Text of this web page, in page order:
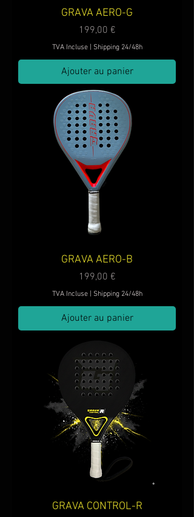
GRAVA AERO-G
Prix
199,00 €
TVA Incluse| Shipping 24/48h
Ajouter au panier
GRAVA AERO-B
Prix
199,00 €
TVA Incluse| Shipping 24/48h
Ajouter au panier
GRAVA CONTROL-R